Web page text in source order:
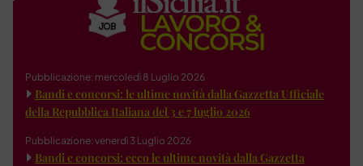
Pubblicazione: mercoledì 8 Luglio 2026
Bandi e concorsi: le ultime novità dalla Gazzetta Ufficiale
della Repubblica Italiana del 3 e 7 luglio 2026
Pubblicazione: venerdì 3 Luglio 2026
Bandi e concorsi: ecco le ultime novità dalla Gazzetta